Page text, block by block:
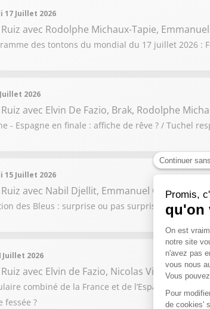
17 Juillet 2026
avec Rodolphe Michaux-Tapie,
des tontons du mondial du 17 juillet 2026 :
2026
avec Elvin De Fazio, Brak, Rodolphe
- Espagne en finale : affiche de rêve ? / Tuchel
15 Juillet 2026
avec Nabil Djellit, Emmanuel Galasso, Eric
des Bleus : surprise ou pas surprise ? /
Juillet 2026
avec Elvin de Fazio, Nicolas Vilas,
combiné de la France et de l’Espagne /
fessée ?